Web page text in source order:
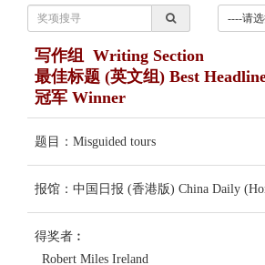
写作组 Writing Section
最佳标题 (英文组) Best
冠军 Winner
题目：Misguided tours
报馆：中国日报 (香港版) China Daily
得奖者︰
Robert Miles Ireland